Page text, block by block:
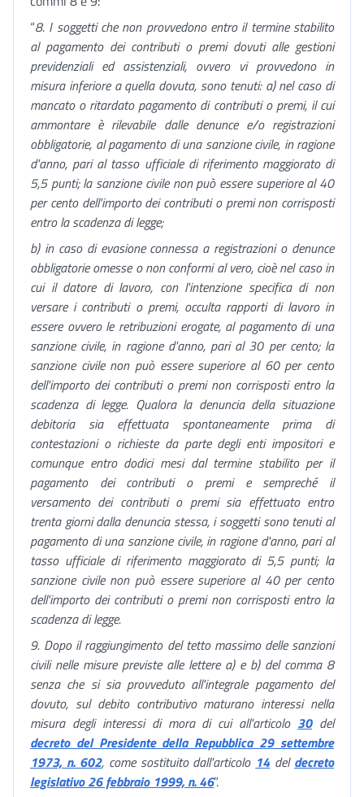
“8. I soggetti che non provvedono entro il termine stabilito
al pagamento dei contributi o premi dovuti alle gestioni
previdenziali ed assistenziali, ovvero vi provvedono in
misura inferiore a quella dovuta, sono tenuti: a) nel caso di
mancato o ritardato pagamento di contributi o premi, il cui
ammontare è rilevabile dalle denunce e/o registrazioni
obbligatorie, al pagamento di una sanzione civile, in ragione
d'anno, pari al tasso ufficiale di riferimento maggiorato di
5,5 punti; la sanzione civile non può essere superiore al 40
per cento dell'importo dei contributi o premi non corrisposti
entro la scadenza di legge;
b) in caso di evasione connessa a registrazioni o denunce
obbligatorie omesse o non conformi al vero, cioè nel caso in
cui il datore di lavoro, con l'intenzione specifica di non
versare i contributi o premi, occulta rapporti di lavoro in
essere ovvero le retribuzioni erogate, al pagamento di una
sanzione civile, in ragione d'anno, pari al 30 per cento; la
sanzione civile non può essere superiore al 60 per cento
dell'importo dei contributi o premi non corrisposti entro la
scadenza di legge. Qualora la denuncia della situazione
debitoria sia effettuata spontaneamente prima di
contestazioni o richieste da parte degli enti impositori e
comunque entro dodici mesi dal termine stabilito per il
pagamento dei contributi o premi e sempreché il
versamento dei contributi o premi sia effettuato entro
trenta giorni dalla denuncia stessa, i soggetti sono tenuti al
pagamento di una sanzione civile, in ragione d'anno, pari al
tasso ufficiale di riferimento maggiorato di 5,5 punti; la
sanzione civile non può essere superiore al 40 per cento
dell'importo dei contributi o premi non corrisposti entro la
scadenza di legge.
9. Dopo il raggiungimento del tetto massimo delle sanzioni
civili nelle misure previste alle lettere a) e b) del comma 8
senza che si sia provveduto all'integrale pagamento del
dovuto, sul debito contributivo maturano interessi nella
misura degli interessi di mora di cui all'articolo 30del
decreto del Presidente della Repubblica 29 settembre
1973, n. 602, come sostituito dall'articolo 14 del decreto
legislativo 26 febbraio 1999, n. 46”.